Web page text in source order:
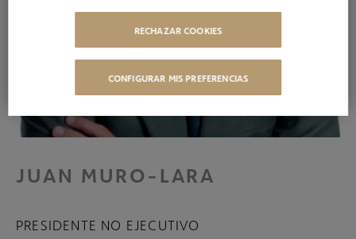
JUAN MURO-LARA
PRESIDENTE NO EJECUTIVO
CONFIGURAR MIS PREFERENCIAS
RECHAZAR COOKIES